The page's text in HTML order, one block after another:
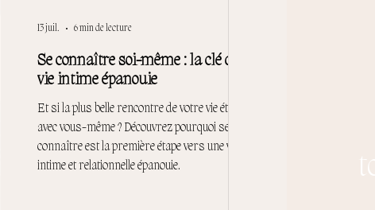
Se connaître soi-même : la clé d'une
vie intime épanouie
Et si la plus belle rencontre de votre vie était celle
avec vous-même ? Découvrez pourquoi se
connaître est la première étape vers une vie
intime et relationnelle épanouie.
13 juil. 6 min de lecture